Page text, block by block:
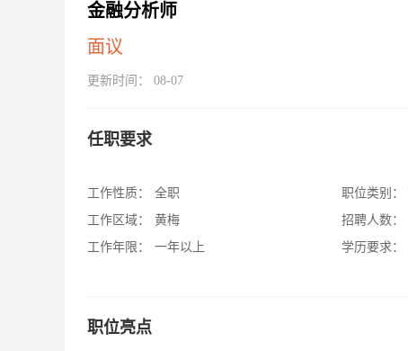
金融分析师
面议
更新时间： 08-07
任职要求
工作性质：
全职
工作区域：
黄梅
工作年限：
一年以上
职位类别：
招聘人数：
学历要求：
职位亮点